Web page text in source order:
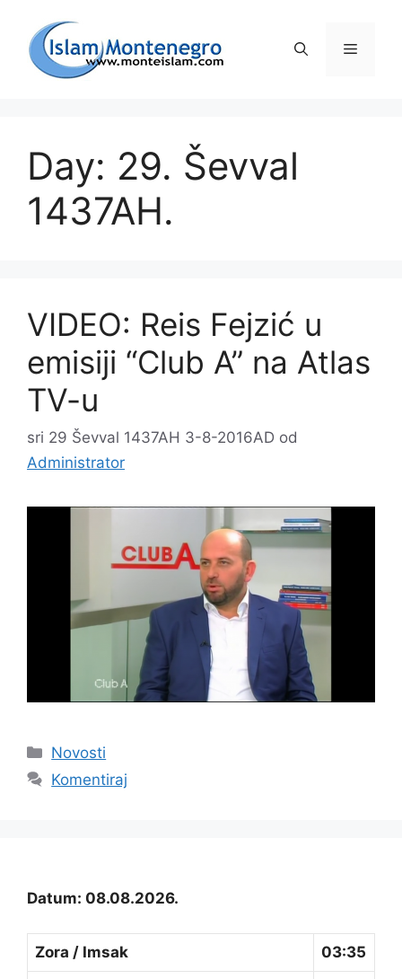
sadržaj
Day: 29. Ševval
1437AH.
VIDEO: Reis Fejzić u
emisiji “Club A” na Atlas
TV-u
sri 29 Ševval 1437AH 3-8-2016AD od
Administrator
Kategorije
Novosti
Komentiraj
Datum: 08.08.2026.
Zora / Imsak 03:35